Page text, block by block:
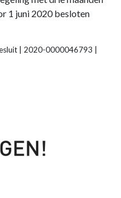
1 juni 2020 besloten
| 2020-0000046793 |